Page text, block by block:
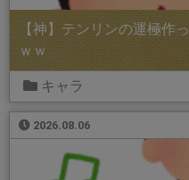
【神】テンリンの運極作
ｗｗ
キャラ
2026.08.06